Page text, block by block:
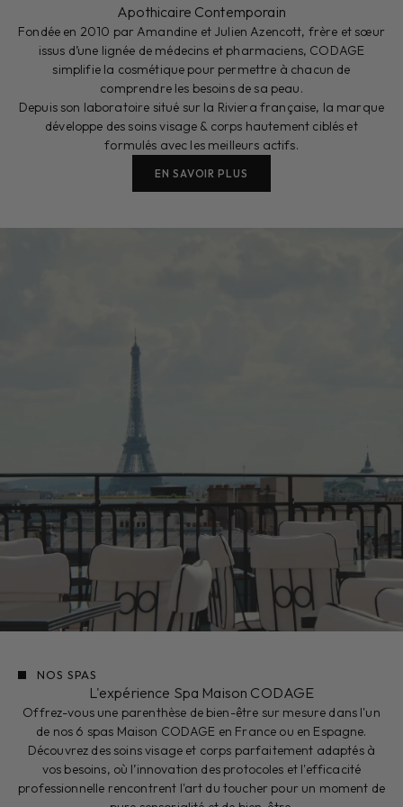
Apothicaire Contemporain
Fondée en 2010 par Amandine et Julien Azencott, frère et sœur
issus d’une lignée de médecins et pharmaciens, CODAGE
simplifie la cosmétique pour permettre à chacun de
comprendre les besoins de sa peau.
Depuis son laboratoire situé sur la Riviera française, la marque
développe des soins visage & corps hautement ciblés et
formulés avec les meilleurs actifs.
EN SAVOIR PLUS
NOS SPAS
L'expérience Spa Maison CODAGE
Offrez-vous une parenthèse de bien-être sur mesure dans l'un
de nos 6 spas Maison CODAGE en France ou en Espagne.
Découvrez des soins visage et corps parfaitement adaptés à
vos besoins, où l’innovation des protocoles et l'efficacité
professionnelle rencontrent l'art du toucher pour un moment de